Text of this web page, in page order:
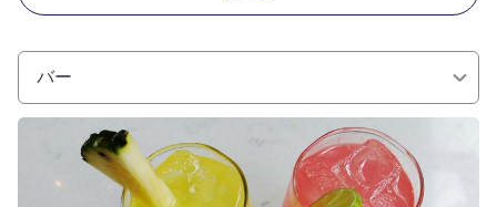
バー
詳細を表示